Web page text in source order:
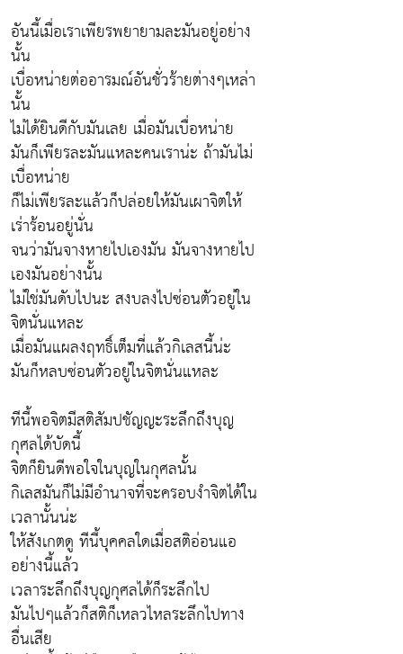
อันนี้เมื่อเราเพียรพยายามละมันอยู่อย่าง
นั้น
เบื่อหน่ายต่ออารมณ์อันชั่วร้ายต่างๆเหล่า
นั้น
ไม่ได้ยินดีกับมันเลย เมื่อมันเบื่อหน่าย
มันก็เพียรละมันแหละคนเราน่ะ ถ้ามันไม่
เบื่อหน่าย
ก็ไม่เพียรละแล้วก็ปล่อยให้มันเผาจิตให้
เร่าร้อนอยู่นั่น
จนว่ามันจางหายไปเองมัน มันจางหายไป
เองมันอย่างนั้น
ไม่ใช่มันดับไปนะ สงบลงไปซ่อนตัวอยู่ใน
จิตนั่นแหละ
เมื่อมันแผลงฤทธิ์เต็มที่แล้วกิเลสนี้น่ะ
มันก็หลบซ่อนตัวอยู่ในจิตนั่นแหละ
ทีนี้พอจิตมีสติสัมปชัญญะระลึกถึงบุญ
กุศลได้บัดนี้
จิตก็ยินดีพอใจในบุญในกุศลนั้น
กิเลสมันก็ไม่มีอำนาจที่จะครอบงำจิตได้ใน
เวลานั้นน่ะ
ให้สังเกตดู ทีนี้บุคคลใดเมื่อสติอ่อนแอ
อย่างนี้แล้ว
เวลาระลึกถึงบุญกุศลได้ก็ระลึกไป
มันไปๆแล้วก็สติก็เหลวไหลระลึกไปทาง
อื่นเสีย